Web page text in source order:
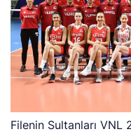
Filenin Sultanları